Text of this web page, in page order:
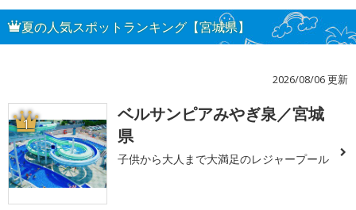
夏の人気スポットランキング【宮城県】
2026/08/06 更新
1
ベルサンピアみやぎ泉／宮城
県
子供から大人まで大満足のレジャープール